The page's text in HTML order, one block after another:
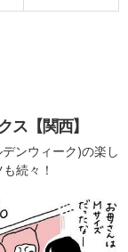
ス【関西】
ンウィーク)の楽し
続々！